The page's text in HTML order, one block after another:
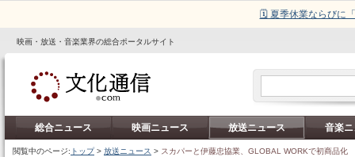
🗓️ 夏季休業ならびに
映画・放送・音楽業界の総合ポータルサイト
総合ニュース 映画ニュース 放送ニュース 音楽
閲覧中のページ: トップ> 放送ニュース > スカパーと伊藤忠協業、GLOBAL WORKで初商品化